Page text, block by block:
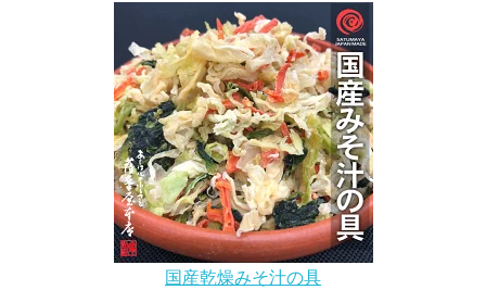
国産乾燥みそ汁の具